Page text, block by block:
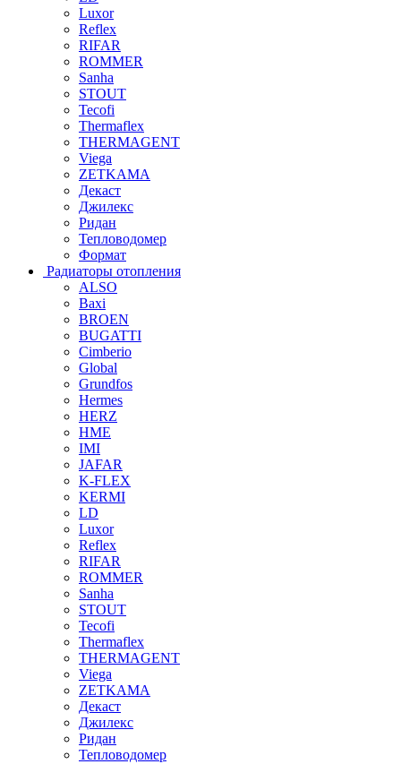
Luxor
Reflex
RIFAR
ROMMER
Sanha
STOUT
Tecofi
Thermaflex
THERMAGENT
Viega
ZETKAMA
Декаст
Джилекс
Ридан
Тепловодомер
Формат
Радиаторы отопления
ALSO
Baxi
BROEN
BUGATTI
Cimberio
Global
Grundfos
Hermes
HERZ
HME
IMI
JAFAR
K-FLEX
KERMI
LD
Luxor
Reflex
RIFAR
ROMMER
Sanha
STOUT
Tecofi
Thermaflex
THERMAGENT
Viega
ZETKAMA
Декаст
Джилекс
Ридан
Тепловодомер